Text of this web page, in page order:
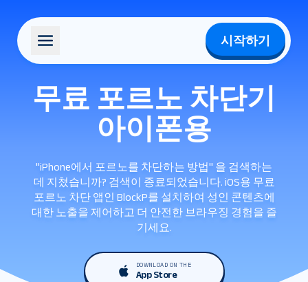
시작하기
무료 포르노 차단기
아이폰용
"iPhone에서 포르노를 차단하는 방법" 을 검색하는
데 지쳤습니까? 검색이 종료되었습니다. iOS용 무료
포르노 차단 앱인 BlockP를 설치하여 성인 콘텐츠에
대한 노출을 제어하고 더 안전한 브라우징 경험을 즐
기세요.
DOWNLOAD ON THE
App Store